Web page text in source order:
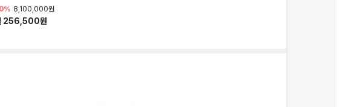
8,100,000원
256,500원